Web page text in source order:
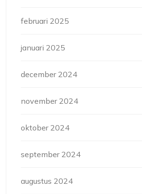
februari 2025
januari 2025
december 2024
november 2024
oktober 2024
september 2024
augustus 2024